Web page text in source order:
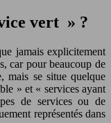
vert » ?
jamais explicitement
car pour beaucoup de
mais se situe quelque
» et « services ayant
de services ou de
représentés dans